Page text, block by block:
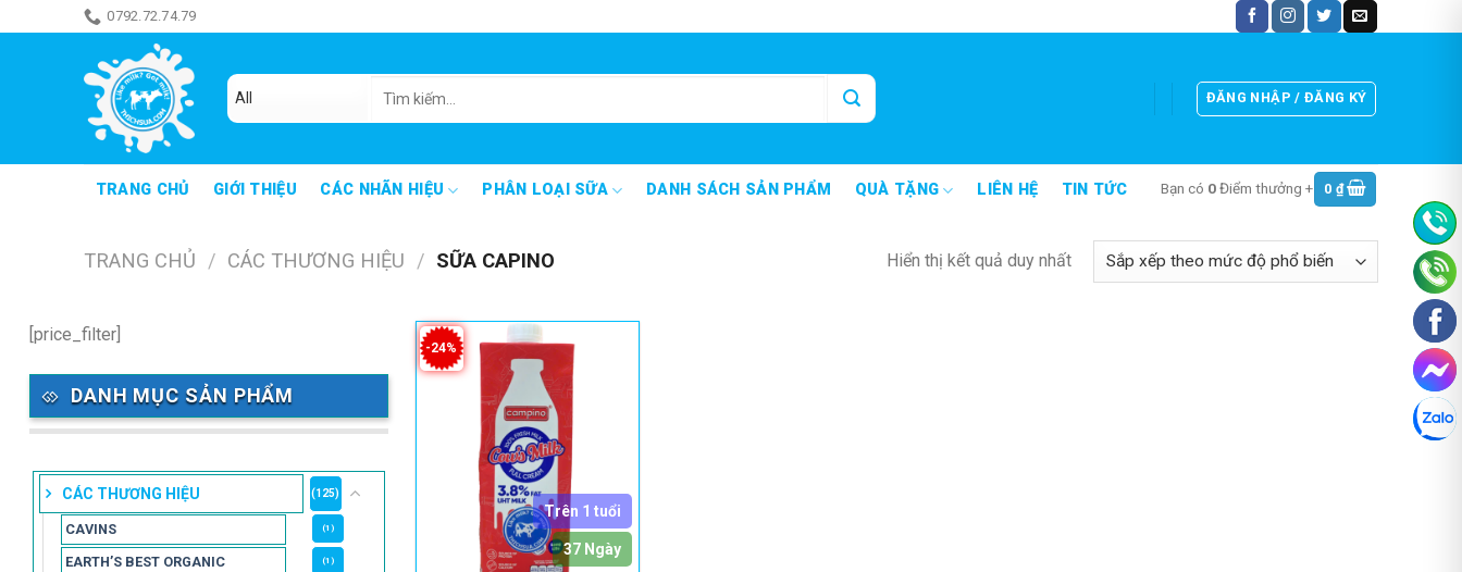
to
0792.72.74.79
kiếm:
ĐĂNG NHẬP / ĐĂNG KÝ
TRANG CHỦ GIỚI THIỆU CÁC NHÃN HIỆU PHÂN LOẠI SỮA DANH SÁCH SẢN PHẨM QUÀ TẶNG LIÊN HỆ TIN TỨC Bạn có 0Điểm thưởng + 0 ₫
TRANG CHỦ / CÁC THƯƠNG HIỆU / SỮA CAPINO Hiển thị kết quả duy nhất
[price_filter]
DANH MỤC SẢN PHẨM
CÁC THƯƠNG HIỆU (125)
CAVINS (1)
EARTH’S BEST ORGANIC (1)
-24%
Trên 1 tuổi
37 Ngày